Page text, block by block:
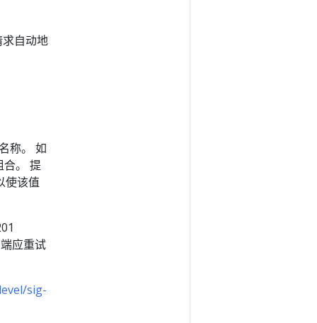
自动地
称。 如
合。 提
使该值
应重试
sig-